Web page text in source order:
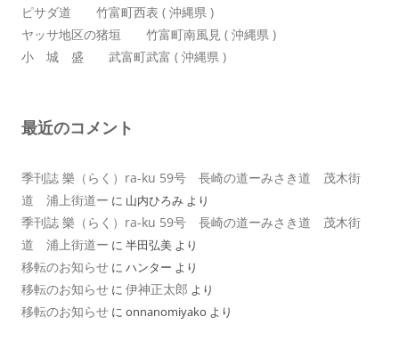
ピサダ道 竹富町西表 ( 沖縄県 )
ヤッサ地区の猪垣 竹富町南風見 ( 沖縄県 )
小 城 盛 武富町武富 ( 沖縄県 )
最近のコメント
季刊誌 樂（らく）ra-ku 59号 長崎の道ーみさき道 茂木街
道 浦上街道ー に 山内ひろみ より
季刊誌 樂（らく）ra-ku 59号 長崎の道ーみさき道 茂木街
道 浦上街道ー に 半田弘美 より
移転のお知らせ に ハンター より
移転のお知らせ に 伊神正太郎 より
移転のお知らせ に onnanomiyako より